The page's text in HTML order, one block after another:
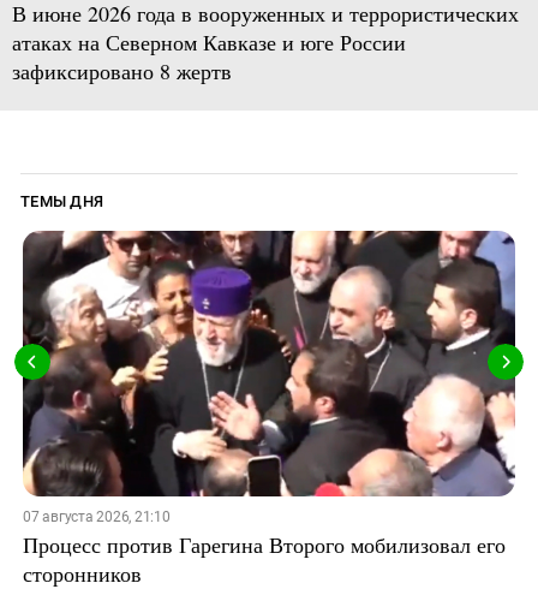
В июне 2026 года в вооруженных и террористических
атаках на Северном Кавказе и юге России
зафиксировано 8 жертв
ТЕМЫ ДНЯ
07 августа 2026, 21:10
Процесс против Гарегина Второго мобилизовал его
сторонников